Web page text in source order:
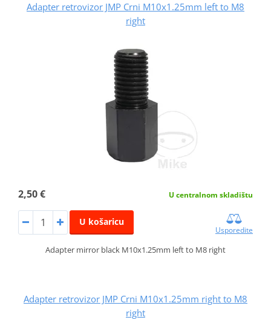
Adapter retrovizor JMP Crni M10x1.25mm left to M8
right
2,50 € U centralnom skladištu
U košaricu
Usporedite
Adapter mirror black M10x1.25mm left to M8 right
Adapter retrovizor JMP Crni M10x1.25mm right to M8
right